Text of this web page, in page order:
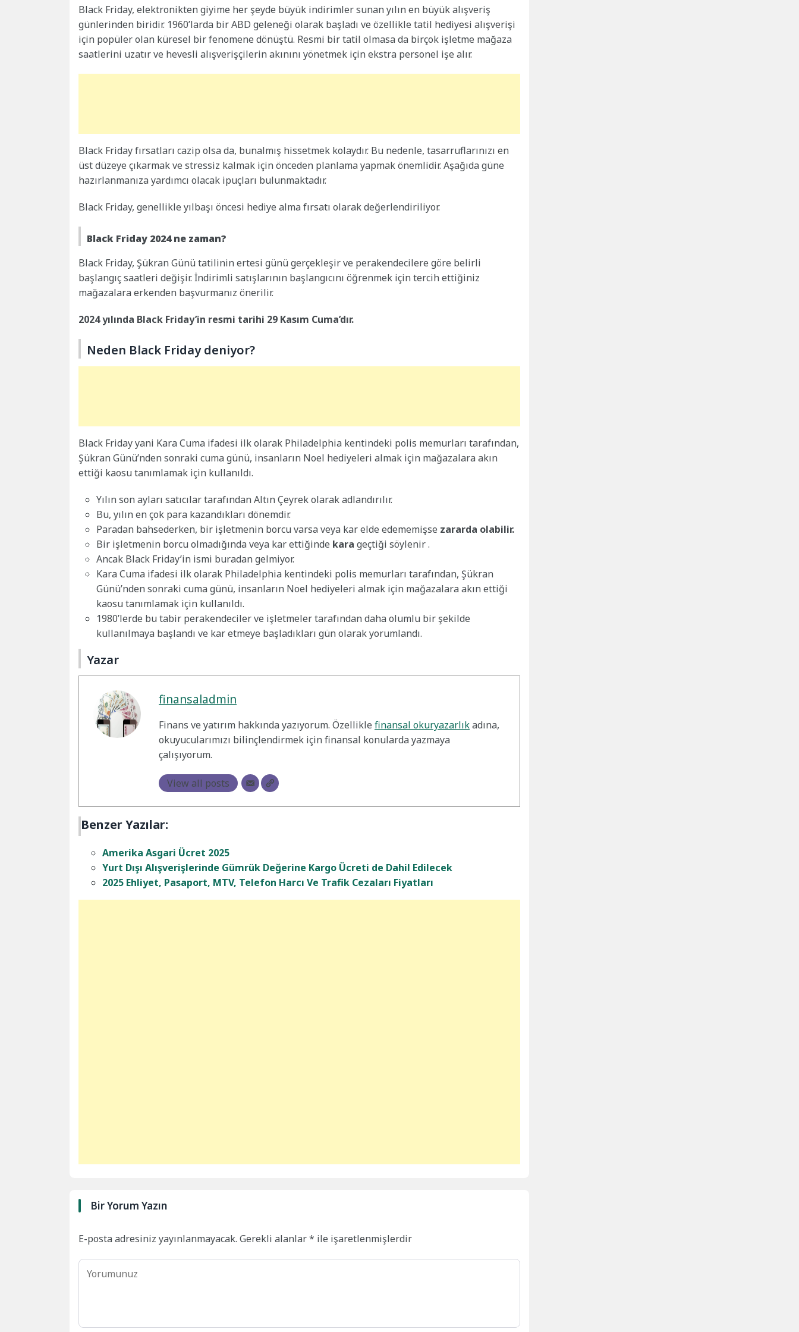
Black Friday, elektronikten giyime her şeyde büyük indirimler sunan yılın en büyük alışveriş
günlerinden biridir. 1960’larda bir ABD geleneği olarak başladı ve özellikle tatil hediyesi alışverişi
için popüler olan küresel bir fenomene dönüştü. Resmi bir tatil olmasa da birçok işletme mağaza
saatlerini uzatır ve hevesli alışverişçilerin akınını yönetmek için ekstra personel işe alır.
Black Friday fırsatları cazip olsa da, bunalmış hissetmek kolaydır. Bu nedenle, tasarruflarınızı en
üst düzeye çıkarmak ve stressiz kalmak için önceden planlama yapmak önemlidir. Aşağıda güne
hazırlanmanıza yardımcı olacak ipuçları bulunmaktadır.
Black Friday, genellikle yılbaşı öncesi hediye alma fırsatı olarak değerlendiriliyor.
Black Friday 2024 ne zaman?
Black Friday, Şükran Günü tatilinin ertesi günü gerçekleşir ve perakendecilere göre belirli
başlangıç ​​saatleri değişir. İndirimli satışlarının başlangıcını öğrenmek için tercih ettiğiniz
mağazalara erkenden başvurmanız önerilir.
2024 yılında Black Friday’in resmi tarihi 29 Kasım Cuma’dır.
Neden Black Friday deniyor?
Black Friday yani Kara Cuma ifadesi ilk olarak Philadelphia kentindeki polis memurları tarafından,
Şükran Günü’nden sonraki cuma günü, insanların Noel hediyeleri almak için mağazalara akın
ettiği kaosu tanımlamak için kullanıldı.
Yılın son ayları satıcılar tarafından Altın Çeyrek olarak adlandırılır.
Bu, yılın en çok para kazandıkları dönemdir.
Paradan bahsederken, bir işletmenin borcu varsa veya kar elde edememişse zararda olabilir.
Bir işletmenin borcu olmadığında veya kar ettiğinde kara geçtiği söylenir .
Ancak Black Friday’in ismi buradan gelmiyor.
Kara Cuma ifadesi ilk olarak Philadelphia kentindeki polis memurları tarafından, Şükran
Günü’nden sonraki cuma günü, insanların Noel hediyeleri almak için mağazalara akın ettiği
kaosu tanımlamak için kullanıldı.
1980’lerde bu tabir perakendeciler ve işletmeler tarafından daha olumlu bir şekilde
kullanılmaya başlandı ve kar etmeye başladıkları gün olarak yorumlandı.
Yazar
finansaladmin
Finans ve yatırım hakkında yazıyorum. Özellikle finansal okuryazarlıkadına,
okuyucularımızı bilinçlendirmek için finansal konularda yazmaya
çalışıyorum.
View all posts
Benzer Yazılar:
Amerika Asgari Ücret 2025
Yurt Dışı Alışverişlerinde Gümrük Değerine Kargo Ücreti de Dahil Edilecek
2025 Ehliyet, Pasaport, MTV, Telefon Harcı Ve Trafik Cezaları Fiyatları
Bir Yorum Yazın
E-posta adresiniz yayınlanmayacak. Gerekli alanlar* ile işaretlenmişlerdir